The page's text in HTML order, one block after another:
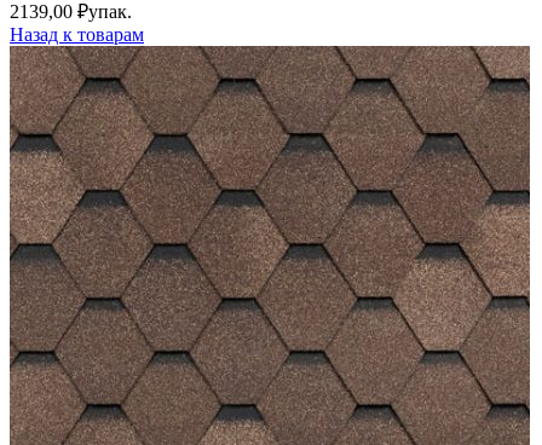
2139,00 ₽упак.
Назад к товарам